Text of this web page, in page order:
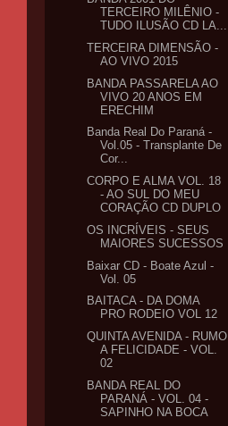
TERCEIRO MILÊNIO -
TUDO ILUSÃO CD LA...
TERCEIRA DIMENSÃO -
AO VIVO 2015
BANDA PASSARELA AO
VIVO 20 ANOS EM
ERECHIM
Banda Real Do Paraná -
Vol.05 - Transplante De
Cor...
CORPO E ALMA VOL. 18
- AO SUL DO MEU
CORAÇÃO CD DUPLO
OS INCRÍVEIS - SEUS
MAIORES SUCESSOS
Baixar CD - Boate Azul -
Vol. 05
BAITACA - DA DOMA
PRO RODEIO VOL 12
QUINTA AVENIDA - RUMO
A FELICIDADE - VOL.
02
BANDA REAL DO
PARANÁ - VOL. 04 -
SAPINHO NA BOCA